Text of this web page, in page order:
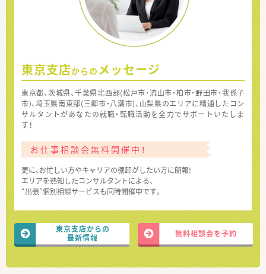
東京支店からの メッセージ
東京都、茨城県、千葉県北西部(松戸市・流山市・柏市・野田市・我孫子
市)、埼玉県南東部(三郷市・八潮市)、山梨県のエリアに精通したコン
サルタントがあなたの就職・転職活動を全力でサポートいたしま
す！
お仕事相談会無料開催中！
更に、お忙しい方やキャリアの棚卸がしたい方に朗報!
エリアを熟知したコンサルタントによる、
“出張”個別相談サービスも同時開催中です。
東京支店からの
最新情報
無料相談会を予約